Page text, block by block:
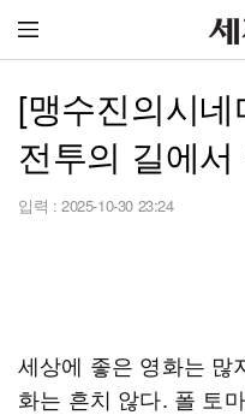
[맹수진의시
전투의 길에서
입력 : 2025-10-30 23:24
세상에 좋은 영화는 많
화는 흔치 않다. 폴 토